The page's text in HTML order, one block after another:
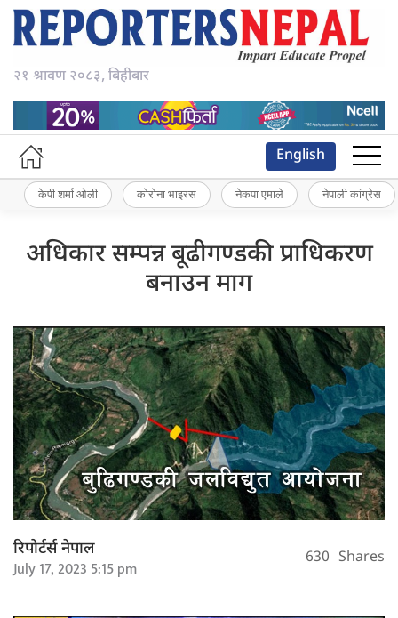
२१ श्रावण २०८३, बिहीबार
English
केपी शर्मा ओली कोरोना भाइरस नेकपा एमाले नेपाली कांग्रेस
अधिकार सम्पन्न बूढीगण्डकी प्राधिकरण
बनाउन माग
रिपोर्टर्स नेपाल
July 17, 2023 5:15 pm 630 Shares